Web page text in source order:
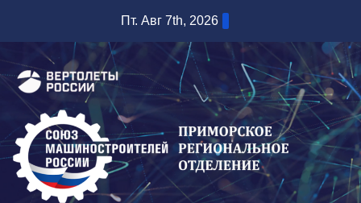
содержимому
Пт. Авг 7th, 2026